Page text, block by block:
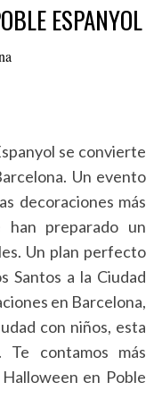
ESPANYOL
se convierte
Un evento
decoraciones más
han preparado un
Un plan perfecto
Santos a la Ciudad
en Barcelona,
con niños, esta
contamos más
en Poble